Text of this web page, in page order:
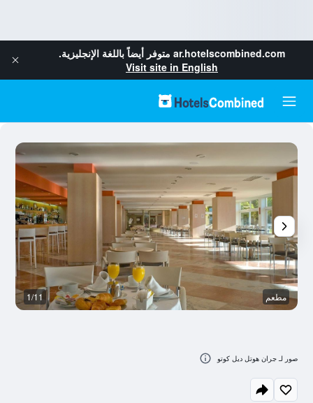
ar.hotelscombined.com متوفر أيضاً باللغة الإنجليزية.
Visit site in English
مطعم 1/11
صور لـ جران هوتل ديل كوتو